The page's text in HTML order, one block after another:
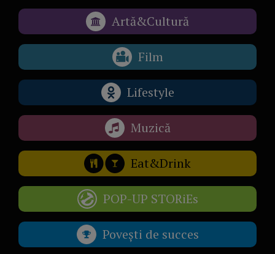
Artă&Cultură
Film
Lifestyle
Muzică
Eat&Drink
POP-UP STORiEs
Povești de succes